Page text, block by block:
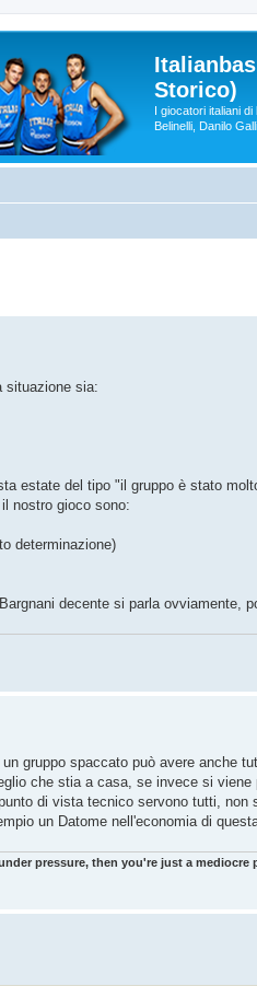
Storico)
I giocatori italiani
Belinelli, Danilo
situazione sia:
estate del tipo "il gruppo è stato
nostro gioco sono:
determinazione)
decente si parla ovviamente,
gruppo spaccato può avere anche
che stia a casa, se invece si
di vista tecnico servono tutti,
un Datome nell'economia di
pressure, then you're just a mediocre